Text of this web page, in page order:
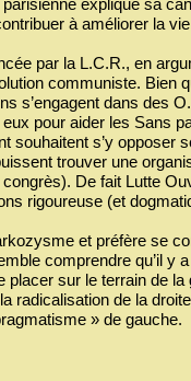
à améliorer la
par la L.C.R., en
communiste. Bien
s’engagent dans des
pour aider les Sans
souhaitent s’y opposer
trouver une
De fait Lutte
rigoureuse (et
et préfère se
comprendre qu’il y
sur le terrain de la
radicalisation de la
» de gauche.